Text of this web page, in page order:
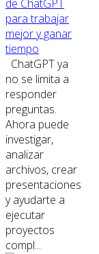
de ChatGPT
para trabajar
mejor y ganar
tiempo
ChatGPT ya
no se limita a
responder
preguntas.
Ahora puede
investigar,
analizar
archivos, crear
presentaciones
y ayudarte a
ejecutar
proyectos
compl...